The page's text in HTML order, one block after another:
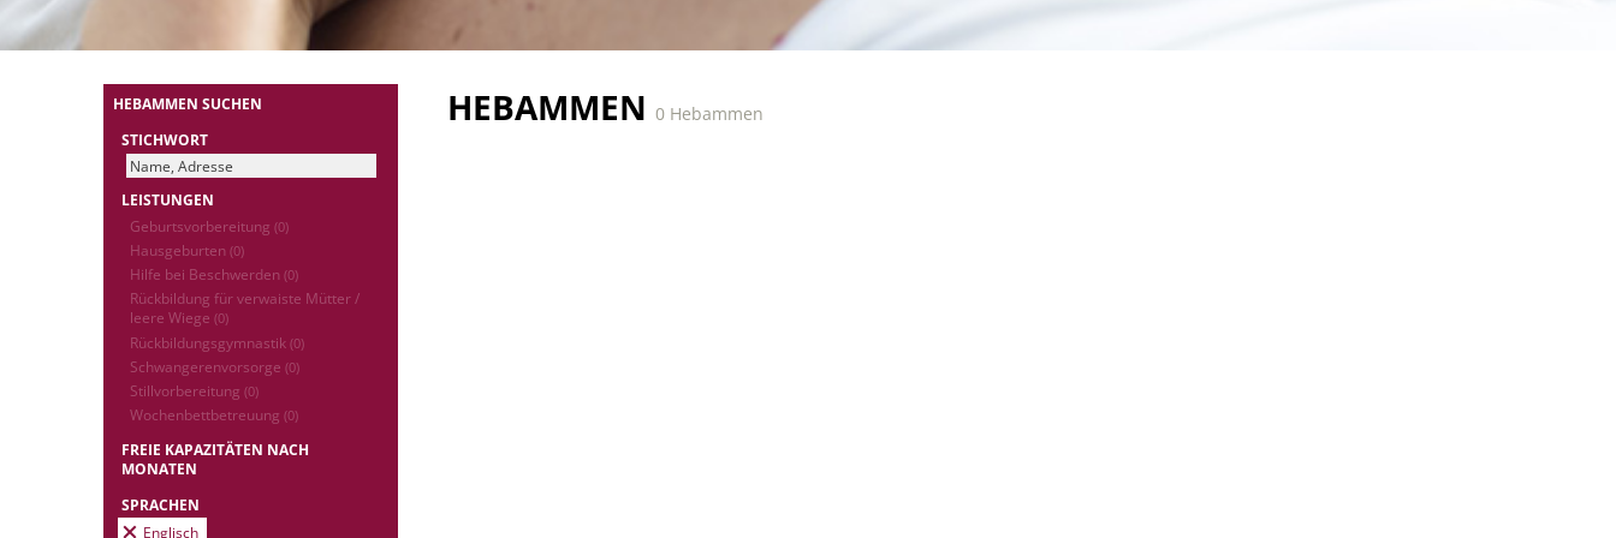
HEBAMMEN SUCHEN
STICHWORT
LEISTUNGEN
Geburtsvorbereitung (0)
Hausgeburten (0)
Hilfe bei Beschwerden (0)
Rückbildung für verwaiste Mütter /
leere Wiege (0)
Rückbildungsgymnastik (0)
Schwangerenvorsorge (0)
Stillvorbereitung (0)
Wochenbettbetreuung (0)
FREIE KAPAZITÄTEN NACH
MONATEN
SPRACHEN
Englisch
HEBAMMEN 0 Hebammen